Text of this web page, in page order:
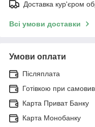
Доставка кур'єром
Всі умови доставки
Умови оплати
Післяплата
Готівкою при
Карта Приват Банку
Карта Монобанку